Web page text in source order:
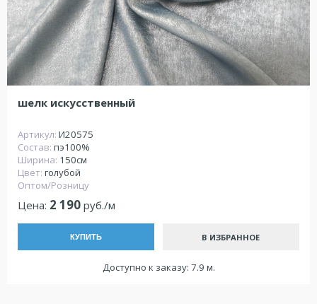
шелк искусственный
Артикул: И20575
Состав: пэ100%
Ширина: 150см
Цвет: голубой
Оптом/Розницу
Цена: 2 190 руб./м
КУПИТЬ В ИЗБРАННОЕ
Доступно к заказу: 7.9 м.